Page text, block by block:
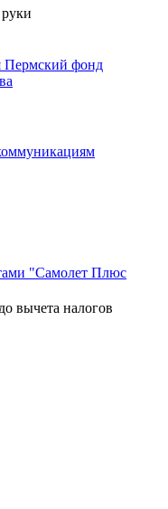
Пермский фонд
"Самолет Плюс
вычета налогов